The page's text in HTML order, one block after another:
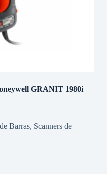
GRANIT 1980i
Barras, Scanners de